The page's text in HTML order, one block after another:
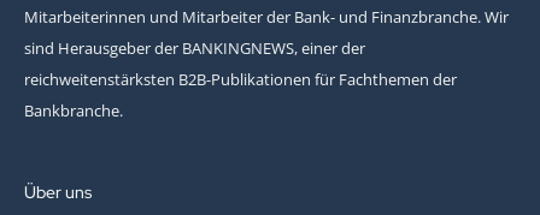
Mitarbeiterinnen und Mitarbeiter der Bank- und Finanzbranche. Wir
sind Herausgeber der BANKINGNEWS, einer der
reichweitenstärksten B2B-Publikationen für Fachthemen der
Bankbranche.
Über uns